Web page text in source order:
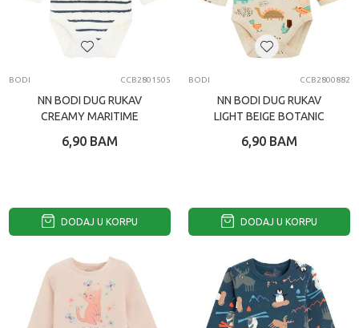
BODI CCB2801505
NN BODI DUG RUKAV
CREAMY MARITIME
6,90 BAM
DODAJ U KORPU
BODI CCB2800882
NN BODI DUG RUKAV
LIGHT BEIGE BOTANIC
6,90 BAM
DODAJ U KORPU